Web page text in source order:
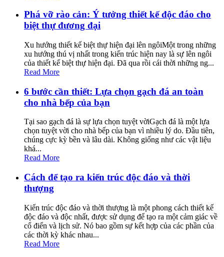
Phá vỡ rào cản: Ý tưởng thiết kế độc đáo cho
biệt thự đương đại
Xu hướng thiết kế biệt thự hiện đại lên ngôiMột trong những
xu hướng thú vị nhất trong kiến trúc hiện nay là sự lên ngôi
của thiết kế biệt thự hiện đại. Đã qua rồi cái thời những ng...
Read More
6 bước cần thiết: Lựa chọn gạch đá an toàn
cho nhà bếp của bạn
Tại sao gạch đá là sự lựa chọn tuyệt vờiGạch đá là một lựa
chọn tuyệt vời cho nhà bếp của bạn vì nhiều lý do. Đầu tiên,
chúng cực kỳ bền và lâu dài. Không giống như các vật liệu
khá...
Read More
Cách để tạo ra kiến trúc độc đáo và thời
thượng
Kiến trúc độc đáo và thời thượng là một phong cách thiết kế
độc đáo và độc nhất, được sử dụng để tạo ra một cảm giác về
cổ điển và lịch sử. Nó bao gồm sự kết hợp của các phần của
các thời kỳ khác nhau...
Read More